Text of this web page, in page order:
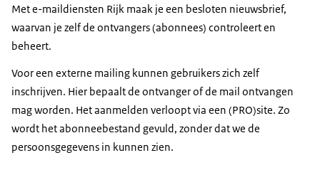
Met e-maildiensten Rijk maak je een besloten nieuwsbrief,
waarvan je zelf de ontvangers (abonnees) controleert en
beheert.
Voor een externe mailing kunnen gebruikers zich zelf
inschrijven. Hier bepaalt de ontvanger of de mail ontvangen
mag worden. Het aanmelden verloopt via een (PRO)site. Zo
wordt het abonneebestand gevuld, zonder dat we de
persoonsgegevens in kunnen zien.